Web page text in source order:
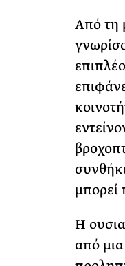
Από τη
μπορεί
Η
από